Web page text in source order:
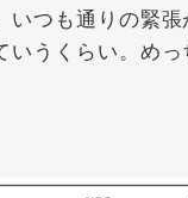
つも通りの緊
うくらい。め